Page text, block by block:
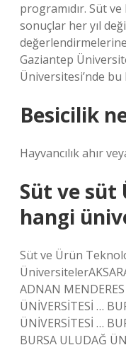
programıdır. Süt
sonuçlar her yıl
Gaziantep
Üniversitesi’nde
Besicilik
Hayvancılık ahır
Süt ve
hangi
Süt ve Ürün
ADNAN
ÜNİVERSİTESİ …
ÜNİVERSİTESİ …
BURSA ULUDAĞ